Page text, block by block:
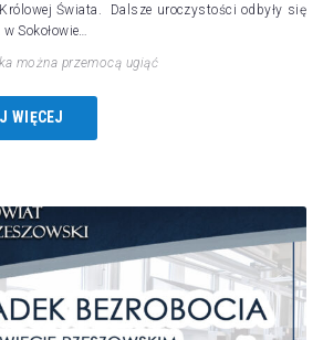
Świata. Dalsze uroczystości odbyły się
Sokołowie…
można przemocą ugiąć
WIĘCEJ